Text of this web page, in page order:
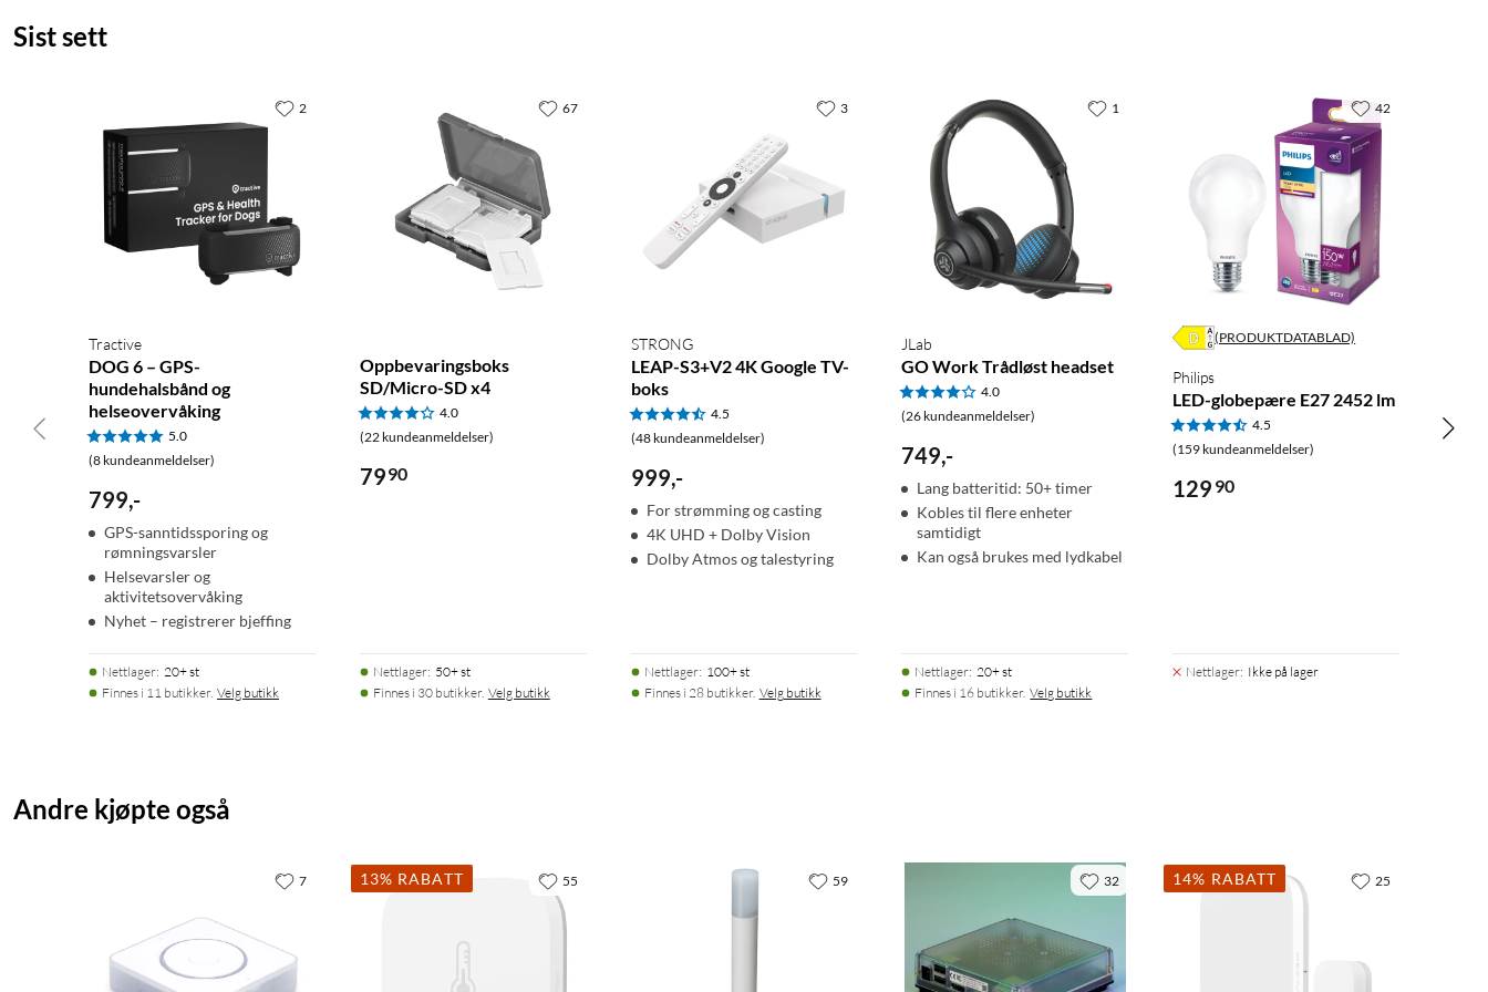
I pakken
Strømadapter
Sist sett
Tractive
DOG 6 – GPS-
hundehalsbånd og
helseovervåking
5.0
(8 kundeanmeldelser)
799,-
GPS-sanntidssporing og
rømningsvarsler
Helsevarsler og
aktivitetsovervåking
Nyhet – registrerer bjeffing
Nettlager: 20+ st
Finnes i 11 butikker. Velg butikk
2
Oppbevaringsboks
SD/Micro-SD x4
4.0
(22 kundeanmeldelser)
7990
Nettlager: 50+ st
Finnes i 30 butikker. Velg butikk
67
STRONG
LEAP-S3+V2 4K Google TV-
boks
4.5
(48 kundeanmeldelser)
999,-
For strømming og casting
4K UHD + Dolby Vision
Dolby Atmos og talestyring
Nettlager: 100+ st
Finnes i 28 butikker. Velg butikk
3
JLab
GO Work Trådløst headset
4.0
(26 kundeanmeldelser)
749,-
Lang batteritid: 50+ timer
Kobles til flere enheter
samtidigt
Kan også brukes med lydkabel
Nettlager: 20+ st
Finnes i 16 butikker. Velg butikk
1
(PRODUKTDATABLAD)
Philips
LED-globepære E27 2452 lm
4.5
(159 kundeanmeldelser)
129 90
Nettlager: Ikke på lager
42
Andre kjøpte også
7 13% RABATT 55 59 32 14% RABATT 25